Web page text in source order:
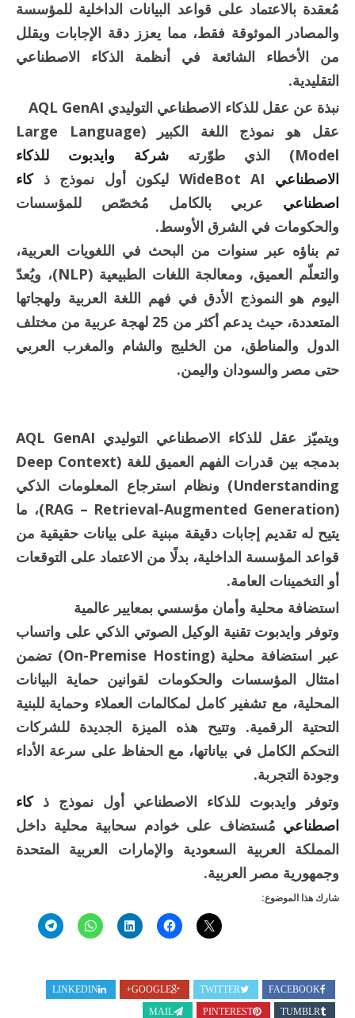
مُعقدة بالاعتماد على قواعد البيانات الداخلية للمؤسسة
والمصادر الموثوقة فقط، مما يعزز دقة الإجابات ويقلل
من الأخطاء الشائعة في أنظمة الذكاء الاصطناعي
التقليدية.
نبذة عن عقل للذكاء الاصطناعي التوليدي AQL GenAI
عقل هو نموذج اللغة الكبير (Large Language
Model) الذي طوّرته
شركة وايدبوت للذكاء
الاصطناعي WideBot AI ليكون أول نموذج ذ
كاء
اصطناعي
عربي بالكامل مُخصّص للمؤسسات
والحكومات في الشرق الأوسط.
تم بناؤه عبر سنوات من البحث في اللغويات العربية،
والتعلّم العميق، ومعالجة اللغات الطبيعية (NLP)، ويُعدّ
اليوم هو النموذج الأدق في فهم اللغة العربية ولهجاتها
المتعددة، حيث يدعم أكثر من 25 لهجة عربية من مختلف
الدول والمناطق، من الخليج والشام والمغرب العربي
حتى مصر والسودان واليمن.
ويتميّز عقل للذكاء الاصطناعي التوليدي AQL GenAI
بدمجه بين قدرات الفهم العميق للغة (Deep Context
Understanding) ونظام استرجاع المعلومات الذكي
(RAG – Retrieval-Augmented Generation)، ما
يتيح له تقديم إجابات دقيقة مبنية على بيانات حقيقية من
قواعد المؤسسة الداخلية، بدلًا من الاعتماد على التوقعات
أو التخمينات العامة.
استضافة محلية وأمان مؤسسي بمعايير عالمية
وتوفر وايدبوت تقنية الوكيل الصوتي الذكي على واتساب
عبر استضافة محلية (On-Premise Hosting) تضمن
امتثال المؤسسات والحكومات لقوانين حماية البيانات
المحلية، مع تشفير كامل لمكالمات العملاء وحماية للبنية
التحتية الرقمية. وتتيح هذه الميزة الجديدة للشركات
التحكم الكامل في بياناتها، مع الحفاظ على سرعة الأداء
وجودة التجربة.
وتوفر وايدبوت للذكاء الاصطناعي أول نموذج ذ كاء
اصطناعيمُستضاف على خوادم سحابية محلية داخل
المملكة العربية السعودية والإمارات العربية المتحدة
وجمهورية مصر العربية.
شارك هذا الموضوع:
FACEBOOK
TWITTER
GOOGLE+
LINKEDIN
TUMBLR
PINTEREST
MAIL